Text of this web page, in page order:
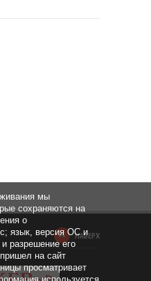
НАВЕРХ
мы
сохраняются на
о
язык, версия ОС и
разрешение его
на сайт
просматривает